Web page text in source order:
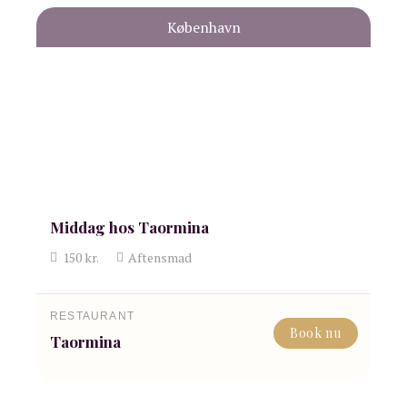
København
Middag hos Taormina
150kr. Aftensmad
RESTAURANT
Taormina Book nu